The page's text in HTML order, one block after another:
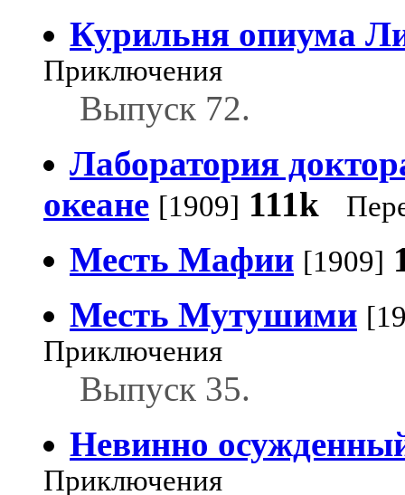
Курильня опиума
Приключения
Выпуск 72.
Лаборатория
океане [1909] 111k
Месть Мафии [1909]
Месть Мутушими
Приключения
Выпуск 35.
Невинно
Приключения